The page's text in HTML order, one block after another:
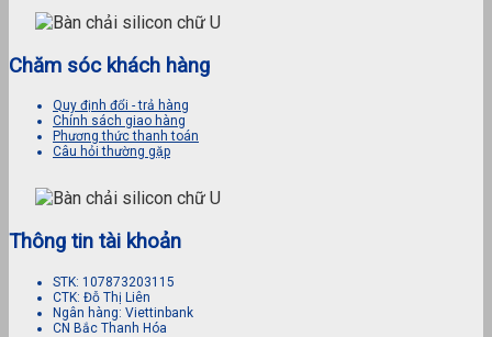
Chăm sóc khách hàng
Quy định đổi - trả hàng
Chính sách giao hàng
Phương thức thanh toán
Câu hỏi thường gặp
Thông tin tài khoản
STK: 107873203115
CTK: Đỗ Thị Liên
Ngân hàng: Viettinbank
CN Bắc Thanh Hóa